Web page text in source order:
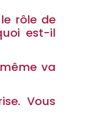
rôle de
est-il
va
Vous